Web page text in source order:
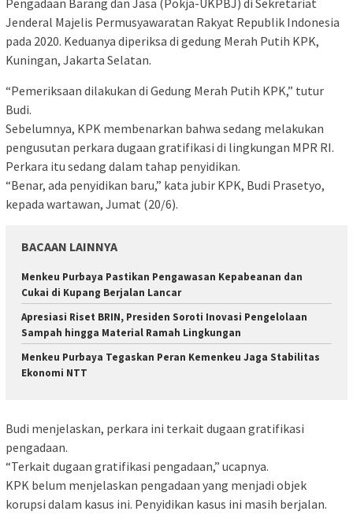
Jenderal Majelis Permusyawaratan Rakyat Republik Indonesia
pada 2020. Keduanya diperiksa di gedung Merah Putih KPK,
Kuningan, Jakarta Selatan.
“Pemeriksaan dilakukan di Gedung Merah Putih KPK,” tutur
Budi.
Sebelumnya, KPK membenarkan bahwa sedang melakukan
pengusutan perkara dugaan gratifikasi di lingkungan MPR RI.
Perkara itu sedang dalam tahap penyidikan.
“Benar, ada penyidikan baru,” kata jubir KPK, Budi Prasetyo,
kepada wartawan, Jumat (20/6).
BACAAN LAINNYA
Menkeu Purbaya Pastikan Pengawasan Kepabeanan dan
Cukai di Kupang Berjalan Lancar
Apresiasi Riset BRIN, Presiden Soroti Inovasi Pengelolaan
Sampah hingga Material Ramah Lingkungan
Menkeu Purbaya Tegaskan Peran Kemenkeu Jaga Stabilitas
Ekonomi NTT
Budi menjelaskan, perkara ini terkait dugaan gratifikasi
pengadaan.
“Terkait dugaan gratifikasi pengadaan,” ucapnya.
KPK belum menjelaskan pengadaan yang menjadi objek
korupsi dalam kasus ini. Penyidikan kasus ini masih berjalan.